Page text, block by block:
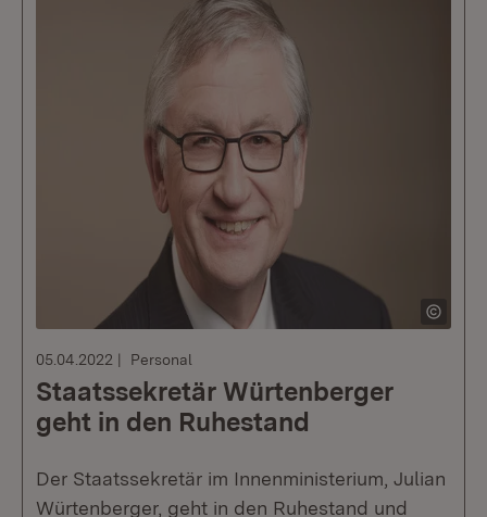
05.04.2022 Personal
Staatssekretär Würtenberger
geht in den Ruhestand
Der Staatssekretär im Innenministerium, Julian
Würtenberger, geht in den Ruhestand und